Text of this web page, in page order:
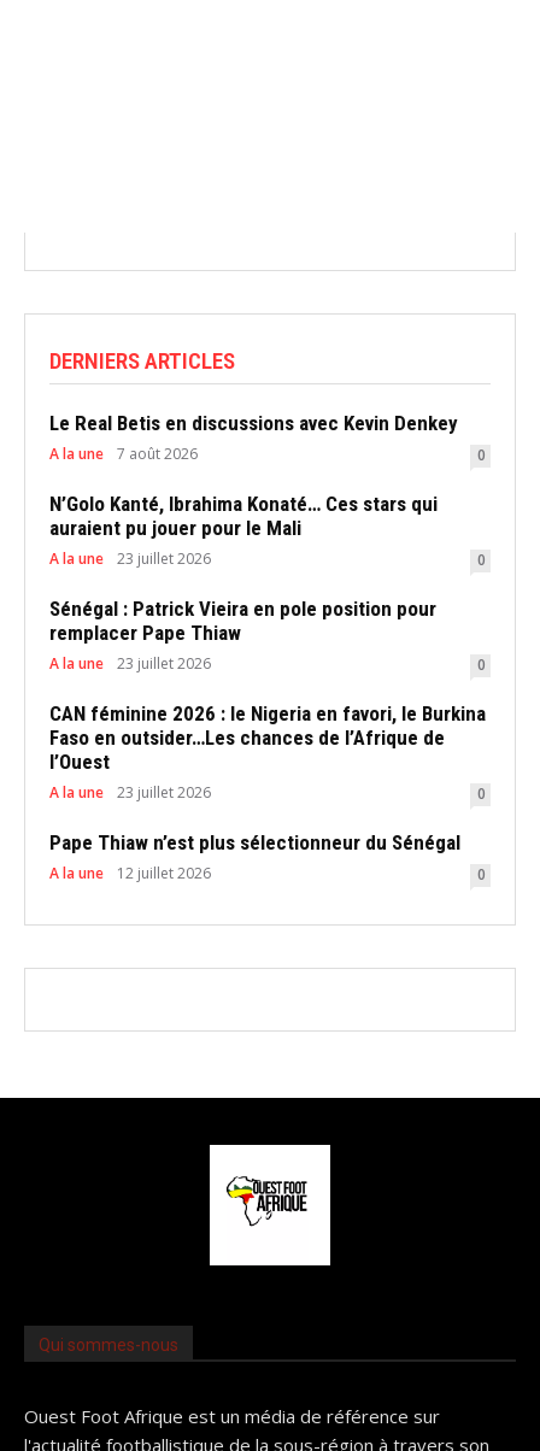
DERNIERS ARTICLES
Le Real Betis en discussions avec Kevin Denkey
A la une 7 août 2026 0
N’Golo Kanté, Ibrahima Konaté… Ces stars qui
auraient pu jouer pour le Mali
A la une 23 juillet 2026 0
Sénégal : Patrick Vieira en pole position pour
remplacer Pape Thiaw
A la une 23 juillet 2026 0
CAN féminine 2026 : le Nigeria en favori, le Burkina
Faso en outsider…Les chances de l’Afrique de
l’Ouest
A la une 23 juillet 2026 0
Pape Thiaw n’est plus sélectionneur du Sénégal
A la une 12 juillet 2026 0
Qui sommes-nous
Ouest Foot Afrique est un média de référence sur
l'actualité footballistique de la sous-région à travers son